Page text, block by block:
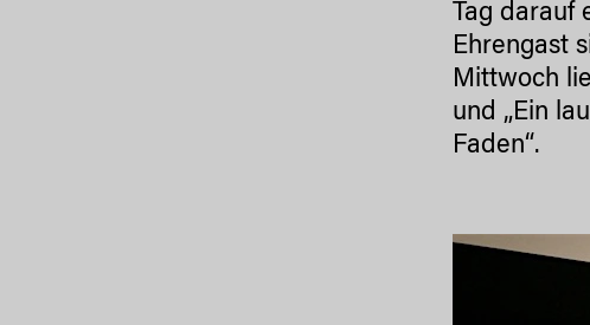
Tag darauf
Ehrengast
Mittwoch
und „Ein
Faden“.